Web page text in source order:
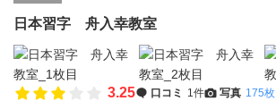
日本習字 舟入幸教室
3.25 口コミ 1件 写真 175枚